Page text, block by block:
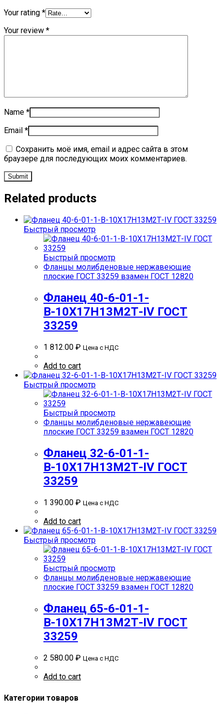
Your rating *
Your review *
Name *
Email *
Сохранить моё имя, email и адрес сайта в этом
браузере для последующих моих комментариев.
Related products
Быстрый просмотр
Быстрый просмотр
Фланцы молибденовые нержавеющие
плоские ГОСТ 33259 взамен ГОСТ 12820
Фланец 40-6-01-1-
В-10Х17Н13М2Т-IV ГОСТ
33259
1 812.00 ₽ Цена с НДС
Add to cart
Быстрый просмотр
Быстрый просмотр
Фланцы молибденовые нержавеющие
плоские ГОСТ 33259 взамен ГОСТ 12820
Фланец 32-6-01-1-
В-10Х17Н13М2Т-IV ГОСТ
33259
1 390.00 ₽ Цена с НДС
Add to cart
Быстрый просмотр
Быстрый просмотр
Фланцы молибденовые нержавеющие
плоские ГОСТ 33259 взамен ГОСТ 12820
Фланец 65-6-01-1-
В-10Х17Н13М2Т-IV ГОСТ
33259
2 580.00 ₽ Цена с НДС
Add to cart
Категории товаров